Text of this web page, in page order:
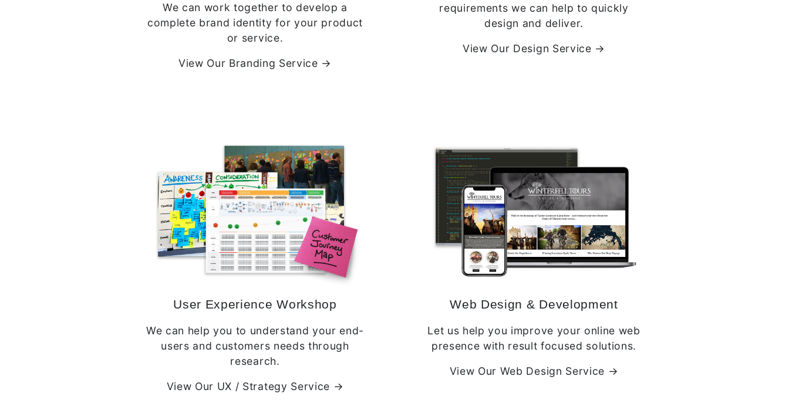
We can work together to develop a
complete brand identity for your product
or service.
View Our Branding Service →
requirements we can help to quickly
design and deliver.
View Our Design Service →
User Experience Workshop
We can help you to understand your end-
users and customers needs through
research.
View Our UX / Strategy Service →
Web Design & Development
Let us help you improve your online web
presence with result focused solutions.
View Our Web Design Service →